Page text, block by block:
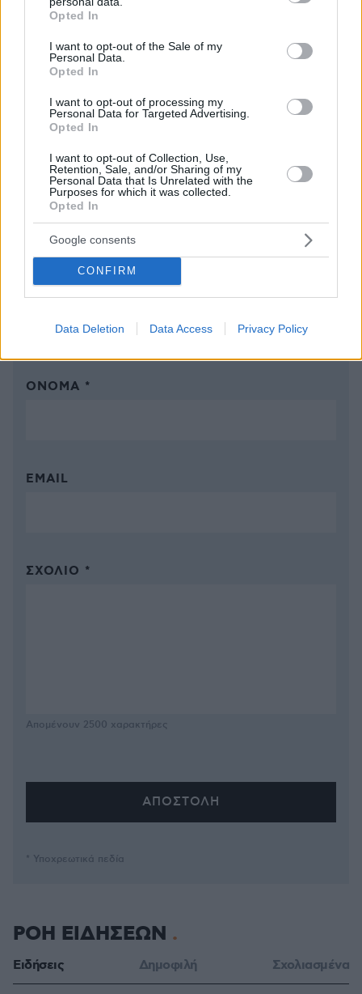
grant or deny consent to Google and its third-party tags to
use your data for below specified purposes in below Google
consent section.
Opted In
I want to opt-out of the Sale of my
Personal Data.
Opted In
I want to opt-out of processing my
Personal Data for Targeted Advertising.
Opted In
I want to opt-out of Collection, Use,
Retention, Sale, and/or Sharing of my
Personal Data that Is Unrelated with the
Purposes for which it was collected.
Opted In
Google consents
CONFIRM
Data Deletion Data Access Privacy Policy
ΑΠΑΝΤΗΣΗ
17.06.2026, 13:38
αλλά τα επιτόκια καταθέσεων παραμένουν γύρω στο
0% και οι τράπεζες σφυρίζουν αδιάφορα ..........
ΑΠΑΝΤΗΣΗ
μια ακόμα ευγενική προσφορά
του φίλου σύμμαχου ισραήλ.
ΑΠΑΝΤΗΣΗ
ΌΝΟΜΑ *
EMAIL
ΣΧΌΛΙΟ *
Απομένουν 2500 χαρακτήρες
* Υποχρεωτικά πεδία
ΡΟΗ ΕΙΔΗΣΕΩΝ
Ειδήσεις Δημοφιλή Σχολιασμένα